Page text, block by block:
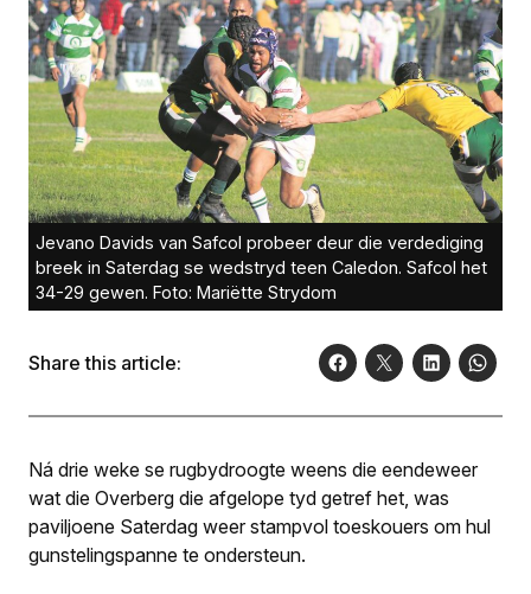
Jevano Davids van Safcol probeer deur die verdediging
breek in Saterdag se wedstryd teen Caledon. Safcol het
34-29 gewen. Foto: Mariëtte Strydom
Share this article:
Ná drie weke se rugbydroogte weens die eendeweer
wat die Overberg die afgelope tyd getref het, was
paviljoene Saterdag weer stampvol toeskouers om hul
gunstelingspanne te ondersteun.